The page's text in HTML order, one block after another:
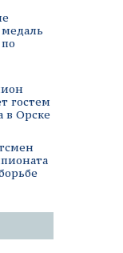
гостем
в Орске